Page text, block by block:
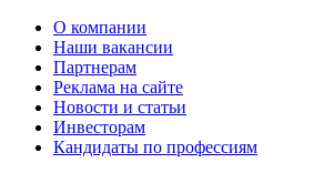
О компании
Наши вакансии
Партнерам
Реклама на сайте
Новости и статьи
Инвесторам
Кандидаты по профессиям